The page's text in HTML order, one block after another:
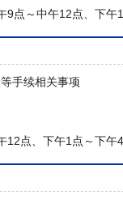
点～中午12点、下午
手续相关事项
点、下午1点～下午